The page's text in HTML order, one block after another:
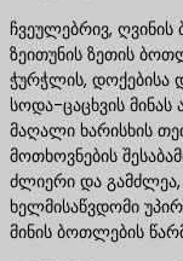
ჩვეულებრივ,
ზეითუნის ზეთის
ჭურჭლის, დოქებისა
სოდა-ცაცხვის მინას
მაღალი ხარისხის
მოთხოვნების
ძლიერი და გამძლეა,
ხელმისაწვდომი
მინის ბოთლების